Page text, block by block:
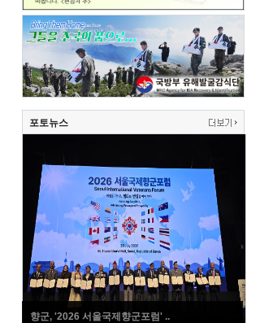
포토뉴스
향군, '2026 서울국제향군포럼' ..